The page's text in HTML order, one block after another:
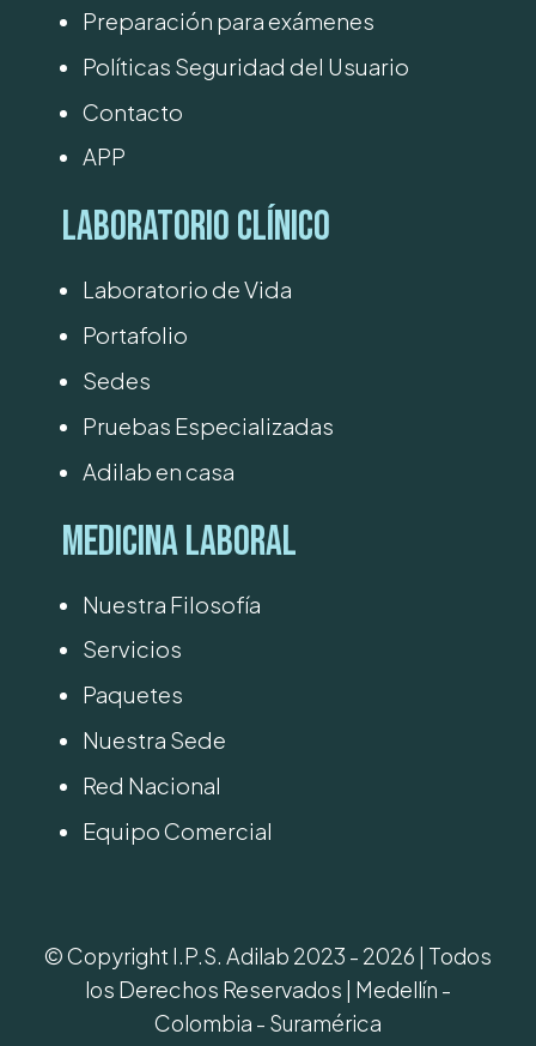
Preparación para exámenes
Políticas Seguridad del Usuario
Contacto
APP
Laboratorio Clínico
Laboratorio de Vida
Portafolio
Sedes
Pruebas Especializadas
Adilab en casa
Medicina Laboral
Nuestra Filosofía
Servicios
Paquetes
Nuestra Sede
Red Nacional
Equipo Comercial
© Copyright I.P.S. Adilab 2023 - 2026 | Todos
los Derechos Reservados | Medellín -
Colombia - Suramérica